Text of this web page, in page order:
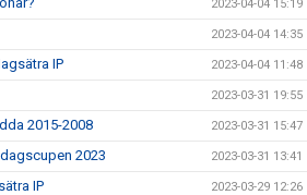
2023-04-04 15:19
2023-04-04 14:35
IP 2023-04-04 11:48
2023-03-31 19:55
2015-2008 2023-03-31 15:47
2023 2023-03-31 13:41
IP 2023-03-29 12:26